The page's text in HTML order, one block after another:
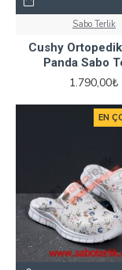
Sabo Terlik
Cushy
Panda Sabo
1.790,00₺
EN